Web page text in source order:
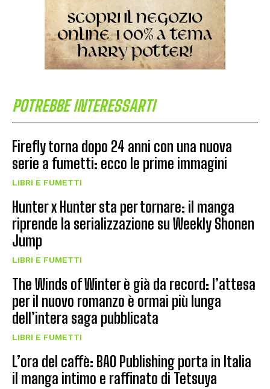
POTREBBE INTERESSARTI
Firefly torna dopo 24 anni con una nuova
serie a fumetti: ecco le prime immagini
LIBRI E FUMETTI
Hunter x Hunter sta per tornare: il manga
riprende la serializzazione su Weekly Shonen
Jump
LIBRI E FUMETTI
The Winds of Winter è già da record: l’attesa
per il nuovo romanzo è ormai più lunga
dell’intera saga pubblicata
LIBRI E FUMETTI
L’ora del caffè: BAO Publishing porta in Italia
il manga intimo e raffinato di Tetsuya